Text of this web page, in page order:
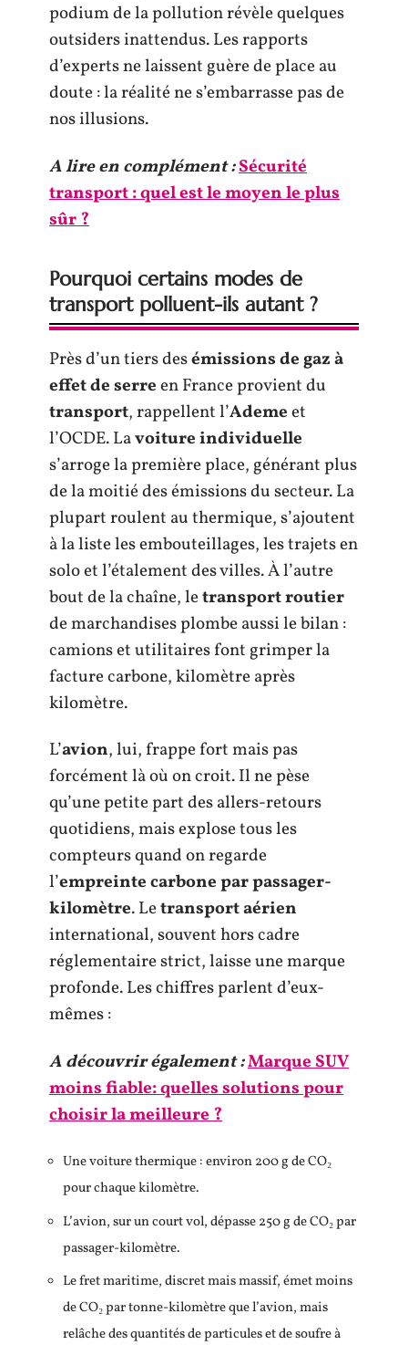
podium de la pollution révèle quelques
outsiders inattendus. Les rapports
d’experts ne laissent guère de place au
doute : la réalité ne s’embarrasse pas de
nos illusions.
A lire en complément :Sécurité
transport : quel est le moyen le plus
sûr ?
Pourquoi certains modes de
transport polluent-ils autant ?
Près d’un tiers desémissions de gaz à
effet de serreen France provient du
transport, rappellent l’Ademeet
l’OCDE. Lavoiture individuelle
s’arroge la première place, générant plus
de la moitié des émissions du secteur. La
plupart roulent au thermique, s’ajoutent
à la liste les embouteillages, les trajets en
solo et l’étalement des villes. À l’autre
bout de la chaîne, letransport routier
de marchandises plombe aussi le bilan :
camions et utilitaires font grimper la
facture carbone, kilomètre après
kilomètre.
L’avion, lui, frappe fort mais pas
forcément là où on croit. Il ne pèse
qu’une petite part des allers-retours
quotidiens, mais explose tous les
compteurs quand on regarde
l’empreinte carbone par passager-
kilomètre. Letransport aérien
international, souvent hors cadre
réglementaire strict, laisse une marque
profonde. Les chiffres parlent d’eux-
mêmes :
A découvrir également :Marque SUV
moins fiable: quelles solutions pour
choisir la meilleure ?
Une voiture thermique : environ 200 g de CO₂
pour chaque kilomètre.
L’avion, sur un court vol, dépasse 250 g de CO₂ par
passager-kilomètre.
Le fret maritime, discret mais massif, émet moins
de CO₂ par tonne-kilomètre que l’avion, mais
relâche des quantités de particules et de soufre à